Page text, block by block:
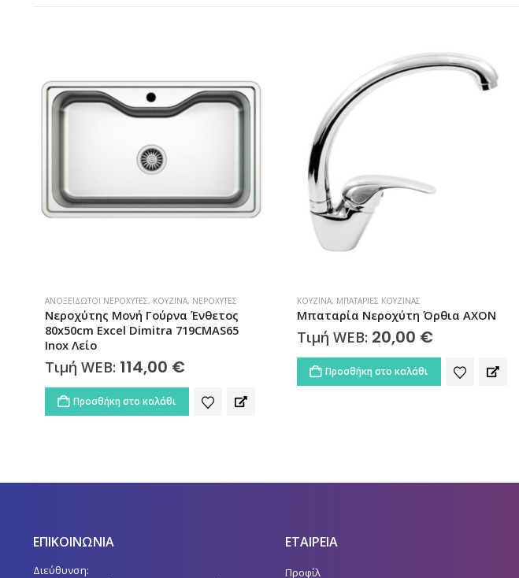
ΑΝΟΞΕΊΔΩΤΟΙ ΝΕΡΟΧΎΤΕΣ, ΚΟΥΖΊΝΑ, ΝΕΡΟΧΎΤΕΣ
Νεροχύτης Μονή Γούρνα Ένθετος
80x50cm Excel Dimitra 719CMAS65
Inox Λείο
Τιμή WEB: 114,00 €
Προσθήκη στο καλάθι
ΚΟΥΖΊΝΑ, ΜΠΑΤΑΡΊΕΣ ΚΟΥΖΊΝΑΣ
Μπαταρία Νεροχύτη Όρθια AXON
Τιμή WEB: 20,00 €
Προσθήκη στο καλάθι
ΕΠΙΚΟΙΝΩΝΙΑ
Διεύθυνση:
ΕΤΑΙΡΕΙΑ
Προφίλ